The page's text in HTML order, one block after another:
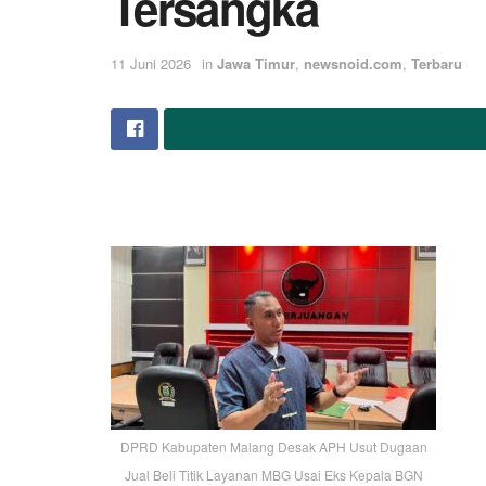
11 Juni 2026 in Jawa Timur, newsnoid.com, Terbaru
DPRD Kabupaten Malang Desak APH Usut Dugaan
Jual Beli Titik Layanan MBG Usai Eks Kepala BGN